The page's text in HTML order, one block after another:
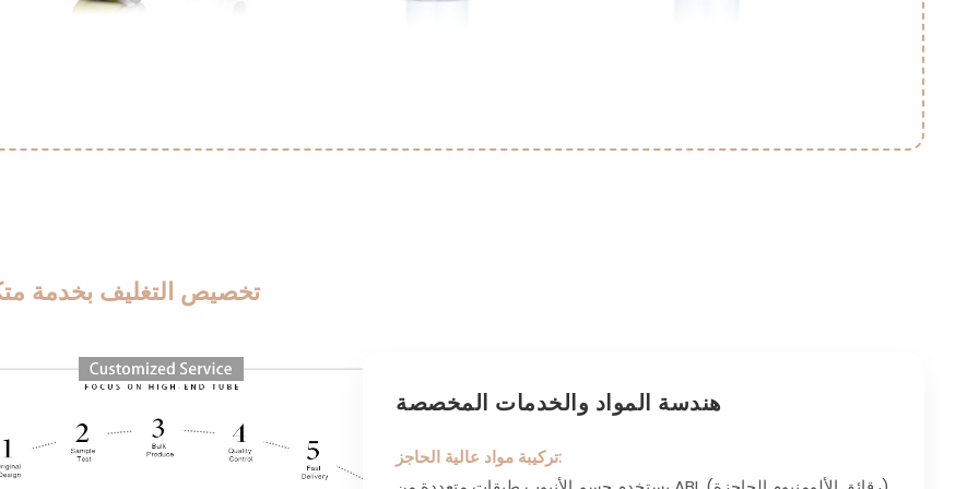
تخصيص التغليف بخدمة
هندسة المواد والخدمات المخصصة
تركيبة مواد عالية الحاجز: